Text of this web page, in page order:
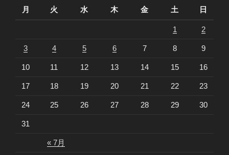
月
火 水 木 金 土 日
« 7月
1 2
3 4 5 6 7 8 9
10 11 12 13 14 15 16
17 18 19 20 21 22 23
24 25 26 27 28 29 30
31